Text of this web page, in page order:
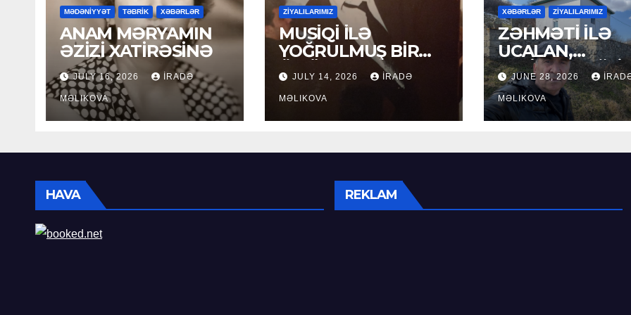
MƏDƏNİYYƏT TƏBRİK XƏBƏRLƏR
ANAM MƏRYAMIN
ƏZİZİ XATİRƏSİNƏ
JULY 16, 2026 İRADƏ
MƏLIKOVA
ZİYALILARIMIZ
MUSİQİ İLƏ
YOĞRULMUŞ BİR
ÖMÜR
JULY 14, 2026 İRADƏ
MƏLIKOVA
XƏBƏRLƏR ZİYALILARIMIZ
ZƏHMƏTİ İLƏ
UCALAN,
XEYİRXAHLIĞI
SEÇİLƏN: HACI
RAMAZAN
JUNE 28, 2026
MƏLIKOVA
HAVA REKLAM